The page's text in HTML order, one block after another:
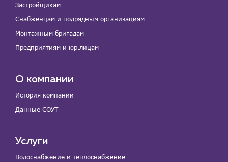
Застройщикам
Снабженцам и подрядным организациям
Монтажным бригадам
Предприятиям и юр.лицам
О компании
История компании
Данные СОУТ
Услуги
Водоснабжение и теплоснабжение